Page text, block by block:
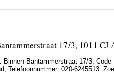
17/3, 1011 CJ
Binnen Bantammerstraat 17/3, Code
, Telefoonnummer: 020-6245513.